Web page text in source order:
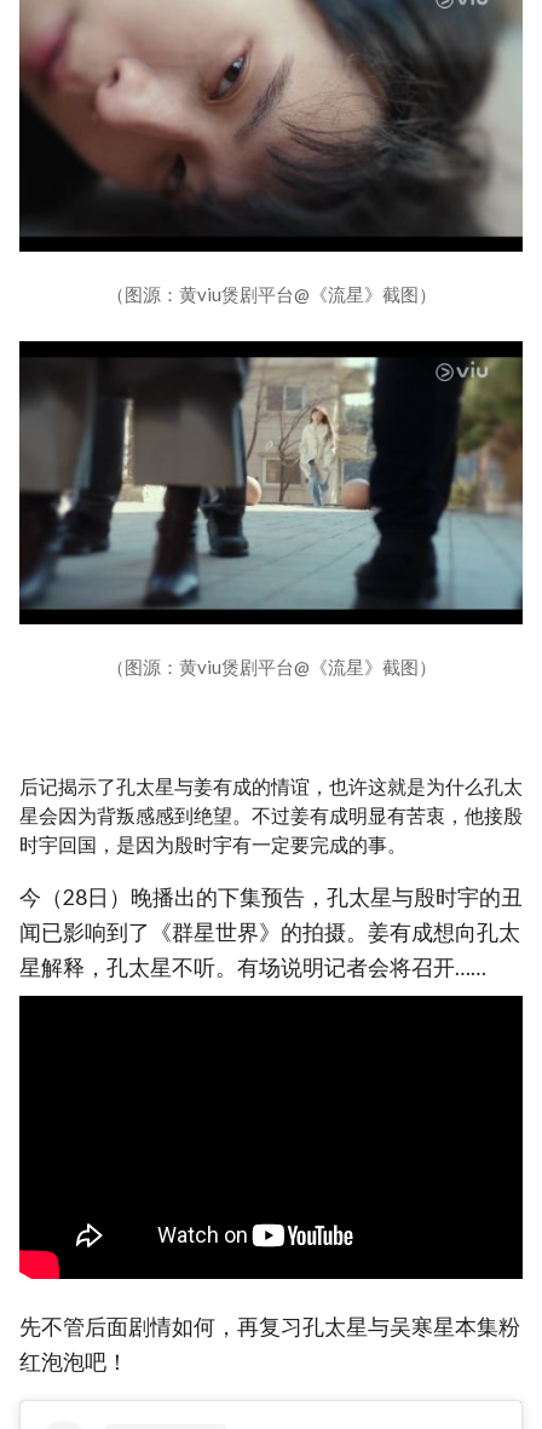
（图源：黄viu煲剧平台@《流星》截图）
（图源：黄viu煲剧平台@《流星》截图）
后记揭示了孔太星与姜有成的情谊，也许这就是为什么孔太
星会因为背叛感感到绝望。不过姜有成明显有苦衷，他接殷
时宇回国，是因为殷时宇有一定要完成的事。
今（28日）晚播出的下集预告，孔太星与殷时宇的丑
闻已影响到了《群星世界》的拍摄。姜有成想向孔太
星解释，孔太星不听。有场说明记者会将召开……
先不管后面剧情如何，再复习孔太星与吴寒星本集粉
红泡泡吧！